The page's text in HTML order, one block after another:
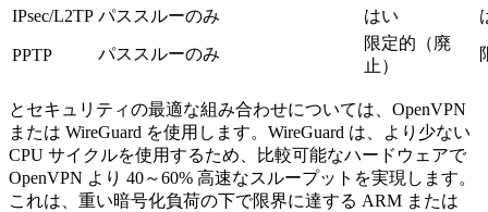
IPsec/L2TP パススルーのみ はい
PPTP パススルーのみ
限定的（廃
止）
とセキュリティの最適な組み合わせについては、OpenVPN
または WireGuard を使用します。WireGuard は、より少ない
CPU サイクルを使用するため、比較可能なハードウェアで
OpenVPN より 40～60% 高速なスループットを実現します。
これは、重い暗号化負荷の下で限界に達する ARM または